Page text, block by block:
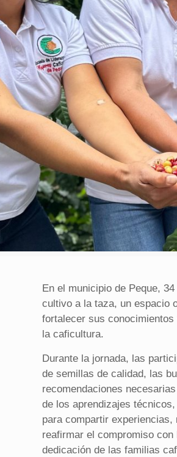
En el municipio de Peque,
cultivo a la taza, un espacio
fortalecer sus
la caficultura.
Durante la jornada, las
de semillas de calidad, las
recomendaciones
de los aprendizajes
para compartir
reafirmar el compromiso
dedicación de las familias